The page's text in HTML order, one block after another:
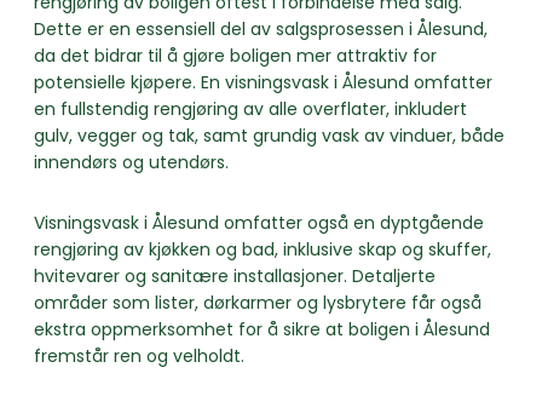
Dette er en essensiell del av salgsprosessen i Ålesund,
da det bidrar til å gjøre boligen mer attraktiv for
potensielle kjøpere. En visningsvask i Ålesund omfatter
en fullstendig rengjøring av alle overflater, inkludert
gulv, vegger og tak, samt grundig vask av vinduer, både
innendørs og utendørs.
Visningsvask i Ålesund omfatter også en dyptgående
rengjøring av kjøkken og bad, inklusive skap og skuffer,
hvitevarer og sanitære installasjoner. Detaljerte
områder som lister, dørkarmer og lysbrytere får også
ekstra oppmerksomhet for å sikre at boligen i Ålesund
fremstår ren og velholdt.